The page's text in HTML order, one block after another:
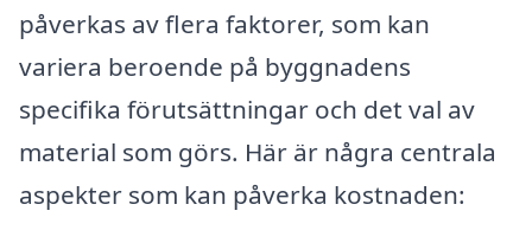
påverkas av flera faktorer, som kan
variera beroende på byggnadens
specifika förutsättningar och det val av
material som görs. Här är några centrala
aspekter som kan påverka kostnaden: